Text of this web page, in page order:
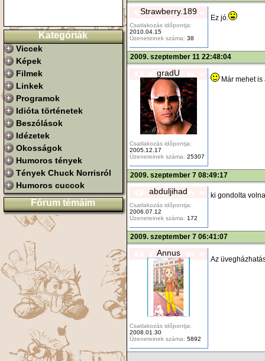
Kategóriák
Viccek
Képek
Filmek
Linkek
Programok
Idióta történetek
Beszólások
Idézetek
Okosságok
Humoros tények
Tények Chuck Norrisról
Humoros cuccok
Fórum témáim
Strawberry.189
Csatlakozás időpontja:
2010.04.15
Üzeneteinek száma: 38
Ez jó.
2009. szeptember 11 22:48:04
gradU
Csatlakozás időpontja:
2005.12.17
Üzeneteinek száma: 25307
Már mehet is
2009. szeptember 7 08:49:17
abduljihad
Csatlakozás időpontja:
2006.07.12
Üzeneteinek száma: 172
ki gondolta volna
2009. szeptember 7 06:41:07
Annus
Csatlakozás időpontja:
2008.01.30
Üzeneteinek száma: 5892
Az